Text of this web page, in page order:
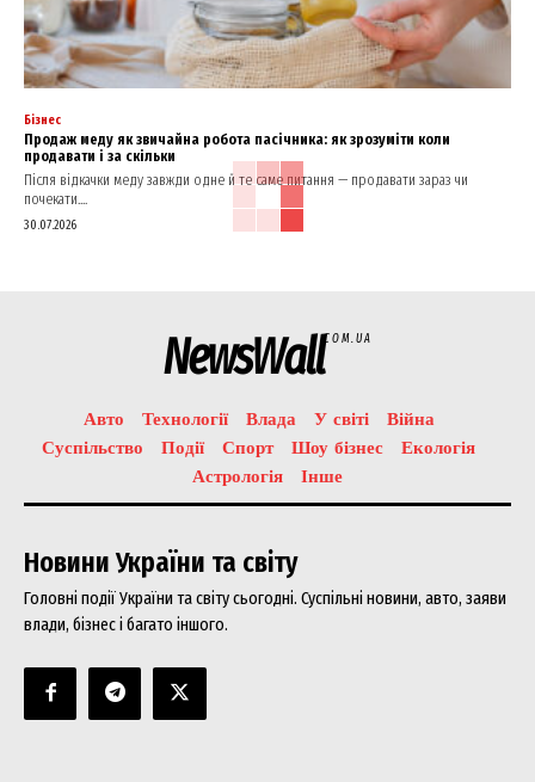
Бізнес
Продаж меду як звичайна робота пасічника: як зрозуміти коли
продавати і за скільки
Після відкачки меду завжди одне й те саме питання — продавати зараз чи
почекати....
30.07.2026
NewsWallCOM.UA
Авто Технології Влада У світі
Війна
Суспільство
Події Спорт Шоу бізнес
Екологія
Астрологія
Інше
Новини України та світу
Головні події України та світу сьогодні. Суспільні новини, авто, заяви
влади, бізнес і багато іншого.